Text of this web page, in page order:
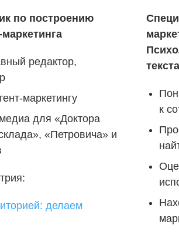
по построению
редактор,
маркетингу
для «Доктора
«Петровича» и
делаем
к